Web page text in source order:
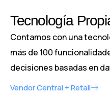
Tecnología
Contamos con una
más de 100
decisiones basadas en
Vendor Central + Retail